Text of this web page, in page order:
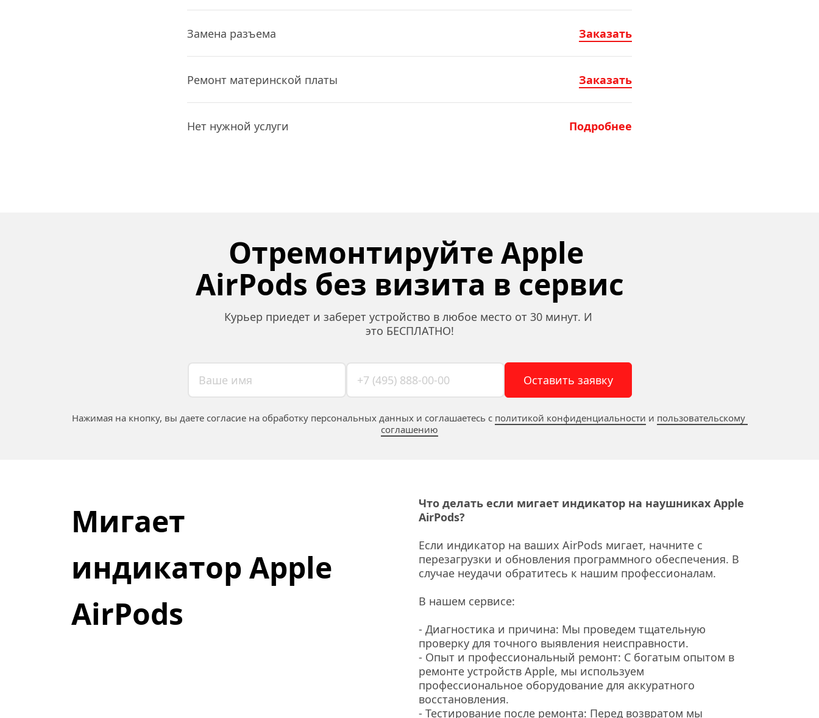
Замена разъема Заказать
Ремонт материнской платы Заказать
Нет нужной услуги Подробнее
Отремонтируйте Apple
AirPods без визита в сервис
Курьер приедет и заберет устройство в любое место от 30 минут. И
это БЕСПЛАТНО!
Оставить заявку
Нажимая на кнопку, вы даете согласие на обработку персональных данных и соглашаетесь c политикой конфиденциальности и пользовательскому
соглашению
Мигает
индикатор Apple
AirPods
Что делать если мигает индикатор на наушниках Apple
AirPods?
Если индикатор на ваших AirPods мигает, начните с
перезагрузки и обновления программного обеспечения. В
случае неудачи обратитесь к нашим профессионалам.
В нашем сервисе:
- Диагностика и причина: Мы проведем тщательную
проверку для точного выявления неисправности.
- Опыт и профессиональный ремонт: С богатым опытом в
ремонте устройств Apple, мы используем
профессиональное оборудование для аккуратного
восстановления.
- Тестирование после ремонта: Перед возвратом мы